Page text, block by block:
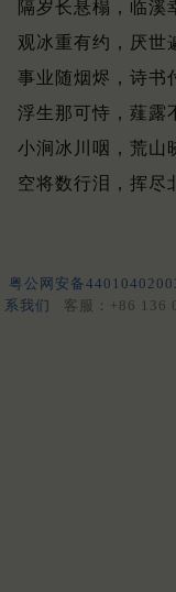
隔岁长悬榻，临溪
观冰重有约，厌世
事业随烟烬，诗书
浮生那可恃，薤露
小涧冰川咽，荒山
空将数行泪，挥尽
粤公网安备
系我们
客服：+86 136